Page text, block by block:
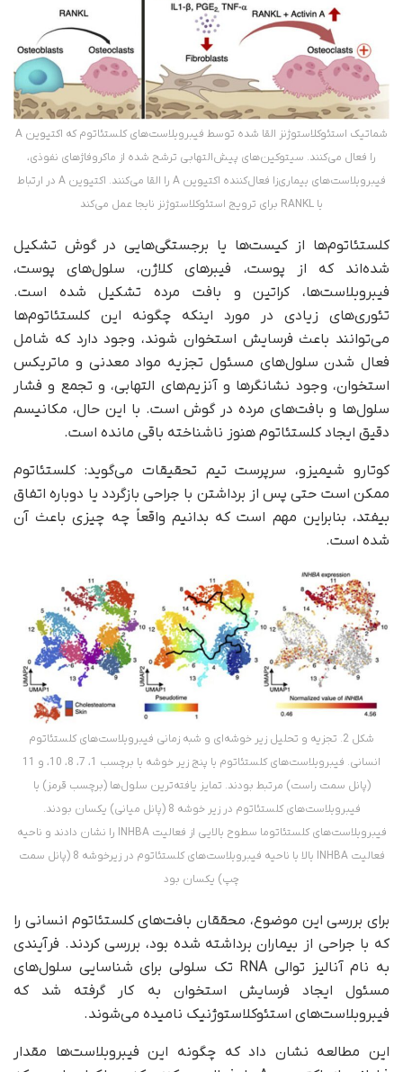
شماتیک استئوکلاستوژنز القا شده توسط فیبروبلاست‌های کلستئاتوم که اکتیوین A
را فعال می‌کنند. سیتوکین‌های پیش‌التهابی ترشح شده از ماکروفاژهای نفوذی،
فیبروبلاست‌های بیماری‌زا فعال‌کننده اکتیوین A را القا می‌کنند. اکتیوین A در ارتباط
با RANKL برای ترویج استئوکلاستوژنز نابجا عمل می‌کند
کلستئاتوم‌ها از کیست‌ها یا برجستگی‌هایی در گوش تشکیل
شده‌اند که از پوست، فیبرهای کلاژن، سلول‌های پوست،
فیبروبلاست‌ها، کراتین و بافت مرده تشکیل شده است.
تئوری‌های زیادی در مورد اینکه چگونه این کلستئاتوم‌ها
می‌توانند باعث فرسایش استخوان شوند، وجود دارد که شامل
فعال شدن سلول‌های مسئول تجزیه مواد معدنی و ماتریکس
استخوان، وجود نشانگرها و آنزیم‌های التهابی، و تجمع و فشار
سلول‌ها و بافت‌های مرده در گوش است. با این حال، مکانیسم
دقیق ایجاد کلستئاتوم هنوز ناشناخته باقی مانده است.
کوتارو شیمیزو، سرپرست تیم تحقیقات می‌گوید: کلستئاتوم
ممکن است حتی پس از برداشتن با جراحی بازگردد یا دوباره اتفاق
بیفتد، بنابراین مهم است که بدانیم واقعاً چه چیزی باعث آن
شده است.
شکل 2. تجزیه و تحلیل زیر خوشه‌ای و شبه زمانی فیبروبلاست‌های کلستئاتوم
انسانی. فیبروبلاست‌های کلستئاتوم با پنج زیر خوشه با برچسب 1، 7، 8، 10، و 11
(پانل سمت راست) مرتبط بودند. تمایز یافته‌ترین سلول‌ها (برچسب قرمز) با
فیبروبلاست‌های کلستئاتوم در زیر خوشه 8 (پانل میانی) یکسان بودند.
فیبروبلاست‌های کلستئاتوما سطوح بالایی از فعالیت INHBA را نشان دادند و ناحیه
فعالیت INHBA بالا با ناحیه فیبروبلاست‌های کلستئاتوم در زیرخوشه 8 (پانل سمت
چپ) یکسان بود
برای بررسی این موضوع، محققان بافت‌های کلستئاتوم انسانی را
که با جراحی از بیماران برداشته شده بود، بررسی کردند. فرآیندی
به نام آنالیز توالی RNA تک سلولی برای شناسایی سلول‌های
مسئول ایجاد فرسایش استخوان به کار گرفته شد که
فیبروبلاست‌های استئوکلاستوژنیک نامیده می‌شوند.
این مطالعه نشان داد که چگونه این فیبروبلاست‌ها مقدار